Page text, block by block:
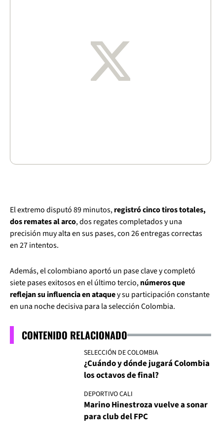
El extremo disputó 89 minutos,registró cinco tiros totales,
dos remates al arco, dos regates completados y una
precisión muy alta en sus pases, con 26 entregas correctas
en 27 intentos.
Además, el colombiano aportó un pase clave y completó
siete pases exitosos en el último tercio,números que
reflejan su influencia en ataquey su participación constante
en una noche decisiva para la selección Colombia.
CONTENIDO RELACIONADO
SELECCIÓN DE COLOMBIA
¿Cuándo y dónde jugará Colombia
los octavos de final?
DEPORTIVO CALI
Marino Hinestroza vuelve a sonar
para club del FPC